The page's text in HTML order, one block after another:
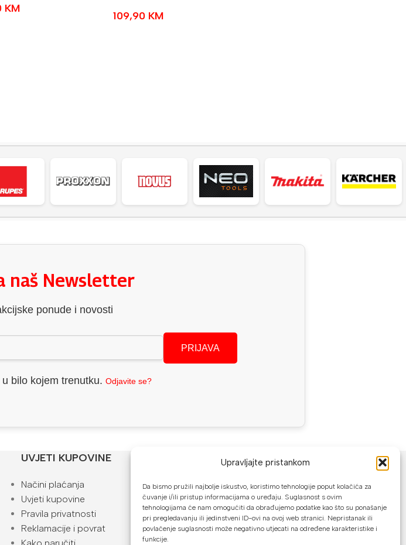
Upravljajte pristankom
Da bismo pružili najbolje iskustvo, koristimo tehnologije poput kolačića za
čuvanje i/ili pristup informacijama o uređaju. Suglasnost s ovim
tehnologijama će nam omogućiti da obrađujemo podatke kao što su ponašanje
pri pregledavanju ili jedinstveni ID-ovi na ovoj web stranici. Nepristanak ili
povlačenje suglasnosti može negativno utjecati na određene karakteristike i
funkcije.
KM
109,90 KM
naš Newsletter
ponude i novosti
PRIJAVA
bilo kojem trenutku. Odjavite se?
UVJETI KUPOVINE
Načini plaćanja
Uvjeti kupovine
Pravila privatnosti
Reklamacije i povrat
Kako naručiti
NAČINI PLAĆANJA
U našoj web trgovini možete platiti:
Kreditnim karticama jednokratno ili do
24 rate